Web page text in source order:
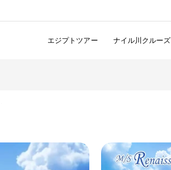
エジプトツアー ナイル川クルーズ